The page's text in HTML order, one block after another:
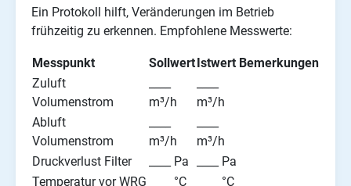
Ein Protokoll hilft, Veränderungen im Betrieb
frühzeitig zu erkennen. Empfohlene Messwerte:
Messpunkt Sollwert Istwert Bemerkungen
Zuluft
Volumenstrom
m³/h
m³/h
Abluft
Volumenstrom
m³/h
m³/h
Druckverlust Filter
____ Pa
____ Pa
Temperatur vor WRG
____ °C
____ °C